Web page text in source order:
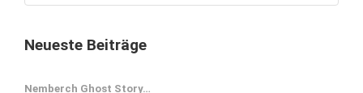
Neueste Beiträge
Nemberch Ghost Story…